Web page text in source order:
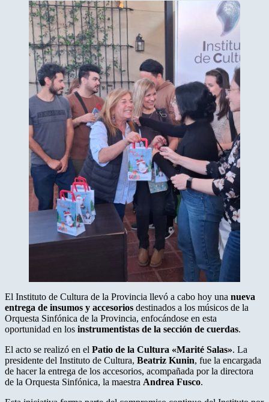
El Instituto de Cultura de la Provincia llevó a cabo hoy una nueva
entrega de insumos y accesorios destinados a los músicos de la
Orquesta Sinfónica de la Provincia, enfocándose en esta
oportunidad en los instrumentistas de la sección de cuerdas.
El acto se realizó en el Patio de la Cultura «Marité Salas». La
presidente del Instituto de Cultura, Beatriz Kunin, fue la encargada
de hacer la entrega de los accesorios, acompañada por la directora
de la Orquesta Sinfónica, la maestra Andrea Fusco.